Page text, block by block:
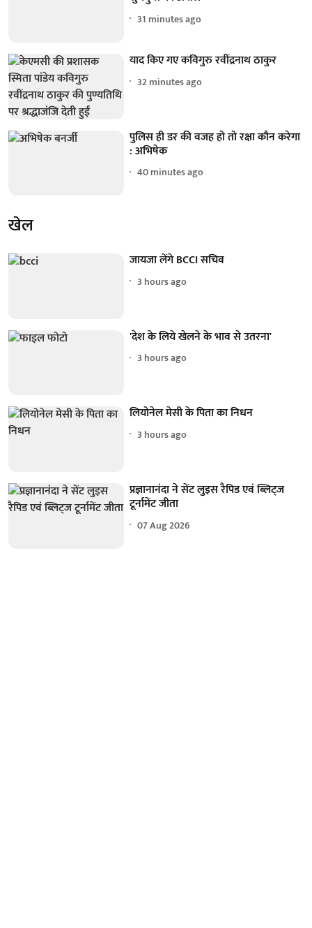
31 minutes ago
याद किए गए कविगुरु रवींद्रनाथ ठाकुर
32 minutes ago
पुलिस ही डर की वजह हो तो रक्षा कौन करेगा
: अभिषेक
40 minutes ago
खेल
जायजा लेंगे BCCI सचिव
3 hours ago
'देश के लिये खेलने के भाव से उतरना'
3 hours ago
लियोनेल मेसी के पिता का निधन
3 hours ago
प्रज्ञानानंदा ने सेंट लुइस रैपिड एवं ब्लिट्ज
टूर्नामेंट जीता
07 Aug 2026